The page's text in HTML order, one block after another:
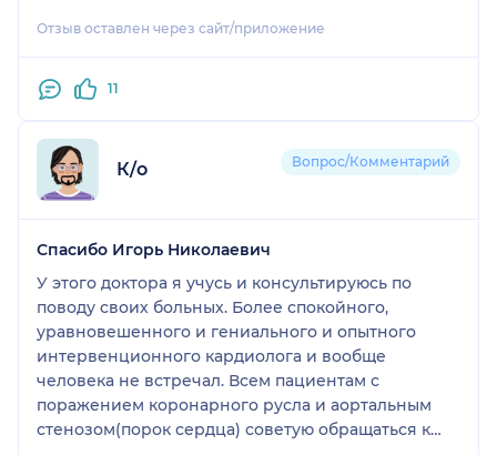
,чем зашел. Но слава Богу есть у нас на Руси
внимательные и заботливые люди. Такие, как
Игорь Николаевич из больницы Петра Великого.
Благодаря им я сейчас в 71 год живу полной
жизнью. Работаю, активно пашу на даче, рассекаю
Павел Евгеньевич - Вы дали мне много лет
активной жизни. Спасибо Вам и храни Вас
Господь.
Отзыв оставлен через сайт/приложение
11
К/о Вопрос/Комментарий
Спасибо Игорь Николаевич
У этого доктора я учусь и консультируюсь по
поводу своих больных. Более спокойного,
уравновешенного и гениального и опытного
интервенционного кардиолога и вообще
человека не встречал. Всем пациентам с
поражением коронарного русла и аортальным
стенозом(порок сердца) советую обращаться к